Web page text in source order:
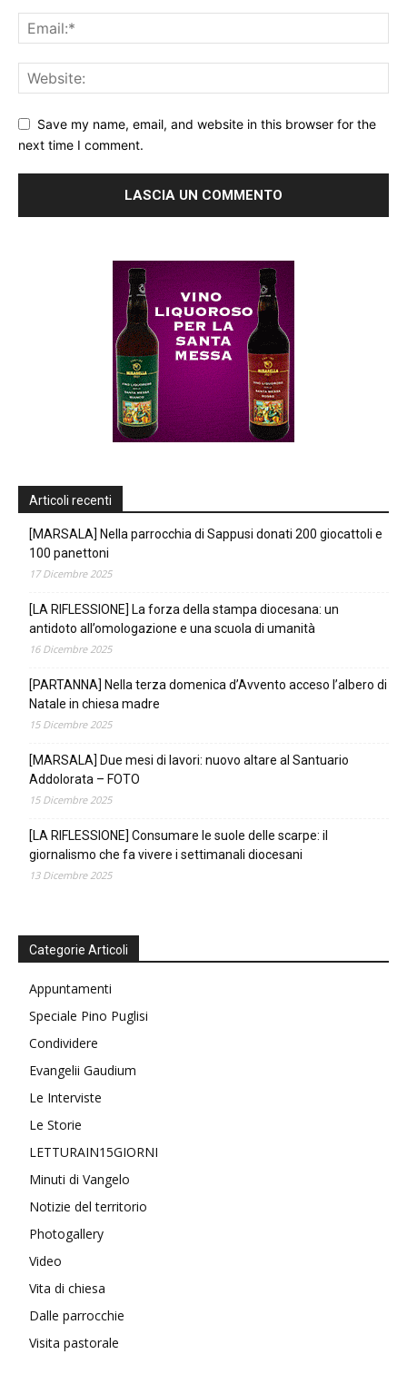
Save my name, email, and website in this browser for the
next time I comment.
Articoli recenti
[MARSALA] Nella parrocchia di Sappusi donati 200 giocattoli e
100 panettoni
17 Dicembre 2025
[LA RIFLESSIONE] La forza della stampa diocesana: un
antidoto all’omologazione e una scuola di umanità
16 Dicembre 2025
[PARTANNA] Nella terza domenica d’Avvento acceso l’albero di
Natale in chiesa madre
15 Dicembre 2025
[MARSALA] Due mesi di lavori: nuovo altare al Santuario
Addolorata – FOTO
15 Dicembre 2025
[LA RIFLESSIONE] Consumare le suole delle scarpe: il
giornalismo che fa vivere i settimanali diocesani
13 Dicembre 2025
Categorie Articoli
Appuntamenti
Speciale Pino Puglisi
Condividere
Evangelii Gaudium
Le Interviste
Le Storie
LETTURAIN15GIORNI
Minuti di Vangelo
Notizie del territorio
Photogallery
Video
Vita di chiesa
Dalle parrocchie
Visita pastorale